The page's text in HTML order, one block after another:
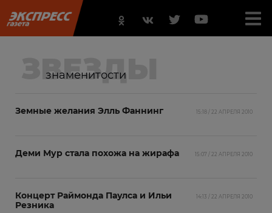
ЗВЕЗДЫ
знаменитости
15:18 / 22 АПРЕЛЯ 2010
Земные желания Элль Фаннинг
15:07 / 22 АПРЕЛЯ 2010
Деми Мур стала похожа на жирафа
14:13 / 22 АПРЕЛЯ 2010
Концерт Раймонда Паулса и Ильи
Резника